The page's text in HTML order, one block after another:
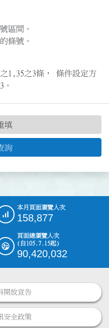
區間。
條號。
1,35之3條， 條件設定方
詢
填
本月頁面瀏覽人次
158,877
頁面總瀏覽人次
(自105.7.15起)
90,420,032
開放宣告
安全政策